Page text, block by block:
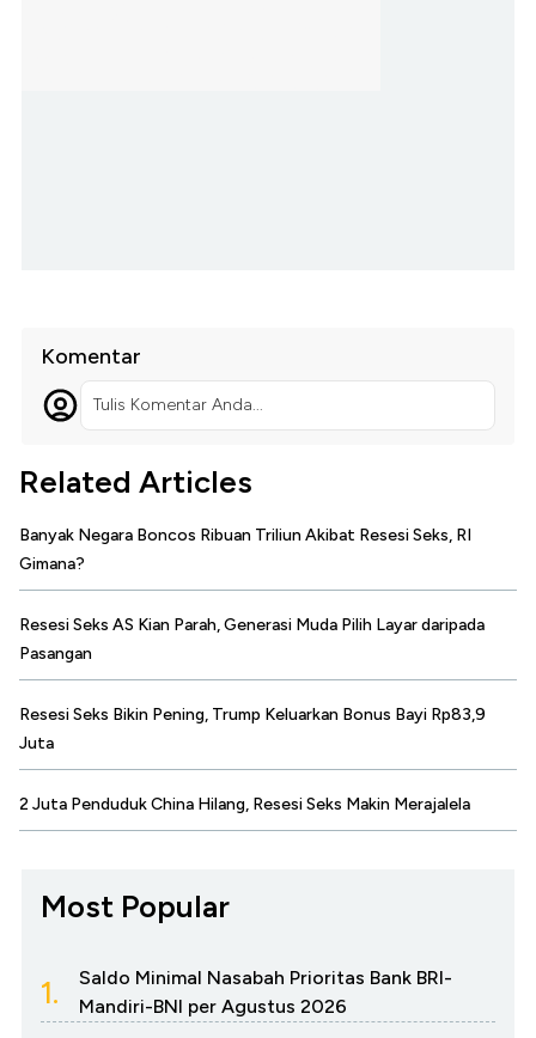
Komentar
Tulis Komentar Anda...
Related Articles
Banyak Negara Boncos Ribuan Triliun Akibat Resesi Seks, RI
Gimana?
Resesi Seks AS Kian Parah, Generasi Muda Pilih Layar daripada
Pasangan
Resesi Seks Bikin Pening, Trump Keluarkan Bonus Bayi Rp83,9
Juta
2 Juta Penduduk China Hilang, Resesi Seks Makin Merajalela
Most Popular
1.
Saldo Minimal Nasabah Prioritas Bank BRI-
Mandiri-BNI per Agustus 2026